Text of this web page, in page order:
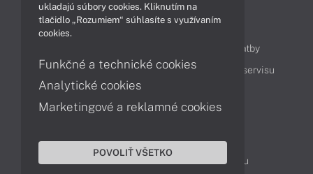
Obsah
Možnosti doručenia a platby
Podpora a servis
Servisné služby Cenník servisu
Kontakty
043 4224 771
Obchodné oddelenie
Reklamácia tovaru
ukladajú súbory cookies. Kliknutím na
tlačidlo „Rozumiem“ súhlasíte s využívaním
cookies.
Funkčné a technické cookies
Analytické cookies
Marketingové a reklamné cookies
POVOLIŤ VŠETKO